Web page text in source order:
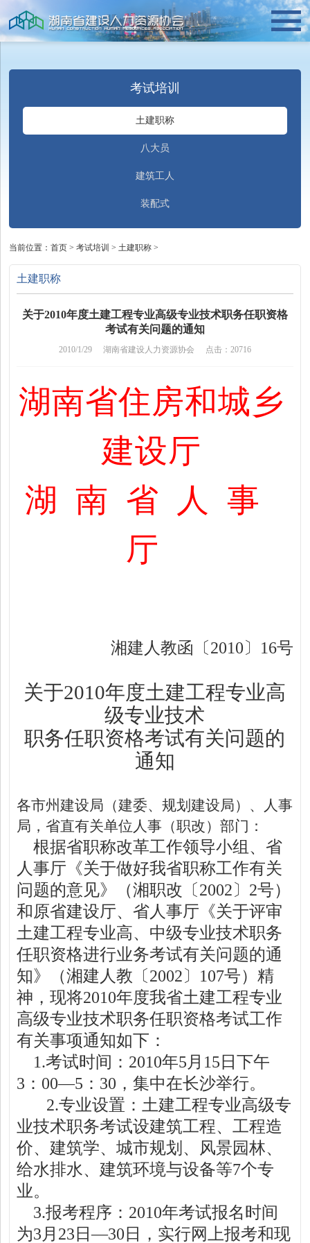
考试培训
土建职称
八大员
建筑工人
装配式
当前位置：首页 >考试培训 >土建职称 >
土建职称
关于2010年度土建工程专业高级专业技术职务任职资格
考试有关问题的通知
2010/1/29 湖南省建设人力资源协会 点击：20716
湖南省住房和城乡
建设厅
湖南省人事
厅
湘建人教函〔2010〕 16号
关于2010年度土建工程专业高
级专业技术
职务任职资格考试有关问题的
通知
各市州建设局（建委、规划建设局）、人事
局，省直有关单位人事（职改）部门：
根据省职称改革工作领导小组、省
人事厅《关于做好我省职称工作有关
问题的意见》（湘职改〔2002〕 2号）
和原省建设厅、省人事厅《关于评审
土建工程专业高、中级专业技术职务
任职资格进行业务考试有关问题的通
知》（湘建人教〔2002〕 107号）精
神，现将2010年度我省土建工程专业
高级专业技术职务任职资格考试工作
有关事项通知如下：
1.考试时间： 2010年5 月 15 日下午
3 ： 00—5 ： 30 ，集中在长沙举行。
2.专业设置：土建工程专业高级专
业技术职务考试设建筑工程、工程造
价、建筑学、城市规划、风景园林、
给水排水、建筑环境与设备等7个专
业。
3.报考程序： 2010年考试报名时间
为3 月 23 日—30 日，实行网上报考和现